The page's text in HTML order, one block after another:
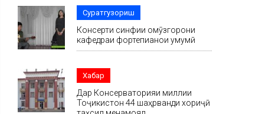
Суратгузориш
Консерти синфии омӯзгорони
кафедраи фортепианои умумӣ
Хабар
Дар Консерваторияи миллии
Тоҷикистон 44 шаҳрванди хориҷӣ